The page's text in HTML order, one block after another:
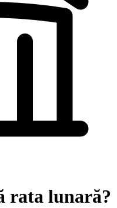
rata lunară?